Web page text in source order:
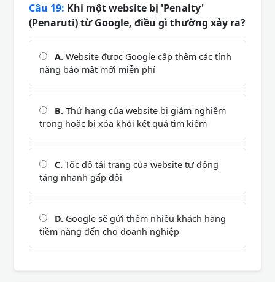
Câu 19: Khi một website bị 'Penalty'
(Penaruti) từ Google, điều gì thường xảy ra?
A. Website được Google cấp thêm các tính
năng bảo mật mới miễn phí
B. Thứ hạng của website bị giảm nghiêm
trọng hoặc bị xóa khỏi kết quả tìm kiếm
C. Tốc độ tải trang của website tự động
tăng nhanh gấp đôi
D. Google sẽ gửi thêm nhiều khách hàng
tiềm năng đến cho doanh nghiệp